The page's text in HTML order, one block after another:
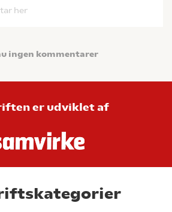
her
ingen kommentarer
er udviklet af